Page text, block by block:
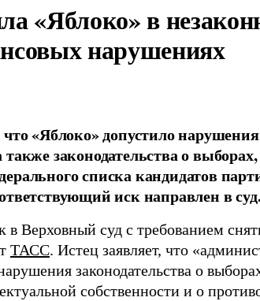
«Яблоко» в
нарушениях
«Яблоко» допустило
законодательства о
списка кандидатов
иск направлен в суд.
в Верховный суд с требованием
ТАСС. Истец заявляет, что
законодательства о
собственности и о